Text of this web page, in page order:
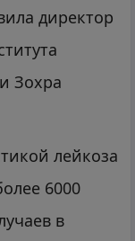
директор
Зохра
лейкоза
6000
в